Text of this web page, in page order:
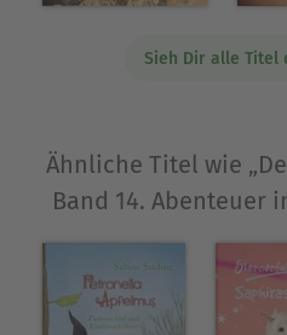
Sieh Dir alle Titel
Ähnliche Titel wie
Band 14. Abenteuer